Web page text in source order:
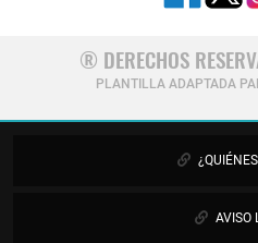
® DERECHOS
PLANTILLA ADAPTADA
AVISO